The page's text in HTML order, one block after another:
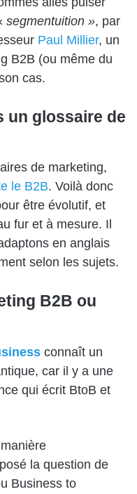
segmentuition », par
Paul Millier, un
B2B (ou même du
cas.
un glossaire de
de marketing,
le B2B. Voilà donc
être évolutif, et
fur et à mesure. Il
en anglais
selon les sujets.
B2B ou
connaît un
car il y a une
qui écrit BtoB et
la question de
Business to